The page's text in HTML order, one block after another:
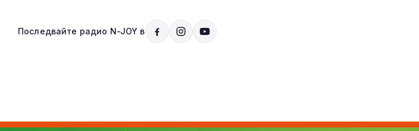
Последвайте радио N-JOY в